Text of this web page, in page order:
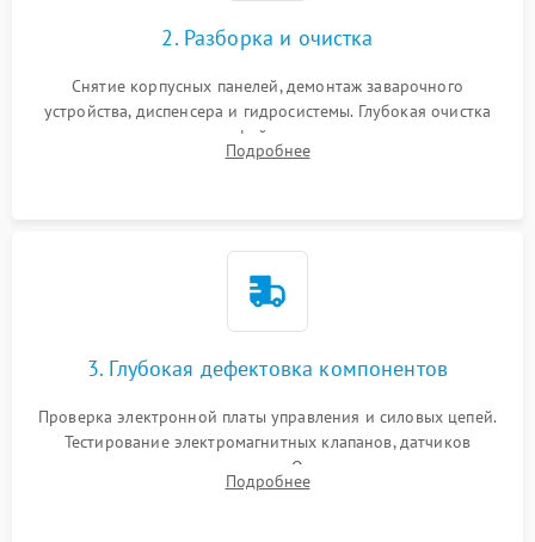
2. Разборка и очистка
Снятие корпусных панелей, демонтаж заварочного
устройства, диспенсера и гидросистемы. Глубокая очистка
внутренних узлов от кофейных масел, жмыха и накипи.
Промывка дренажных каналов и фильтров с использованием
Подробнее
3. Глубокая дефектовка компонентов
Проверка электронной платы управления и силовых цепей.
Тестирование электромагнитных клапанов, датчиков
температуры и расходомера. Оценка степени износа
жерновов кофемолки, уплотнительных колец гидросистемы
Подробнее